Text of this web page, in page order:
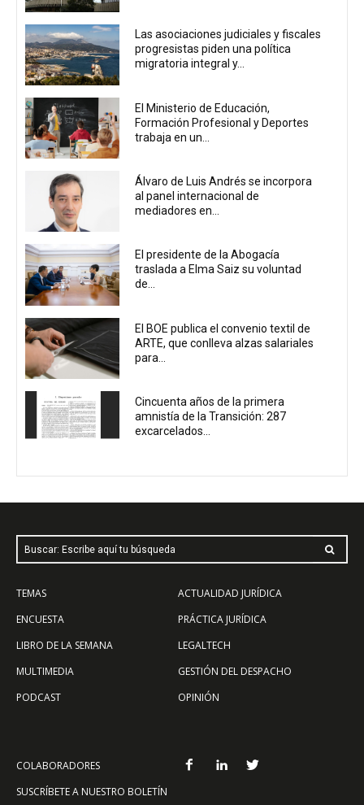
Las asociaciones judiciales y fiscales
progresistas piden una política
migratoria integral y...
El Ministerio de Educación,
Formación Profesional y Deportes
trabaja en un...
Álvaro de Luis Andrés se incorpora
al panel internacional de
mediadores en...
El presidente de la Abogacía
traslada a Elma Saiz su voluntad
de...
El BOE publica el convenio textil de
ARTE, que conlleva alzas salariales
para...
Cincuenta años de la primera
amnistía de la Transición: 287
excarcelados...
Buscar: Escribe aquí tu búsqueda
TEMAS
ENCUESTA
LIBRO DE LA SEMANA
MULTIMEDIA
PODCAST
ACTUALIDAD JURÍDICA
PRÁCTICA JURÍDICA
LEGALTECH
GESTIÓN DEL DESPACHO
OPINIÓN
COLABORADORES
SUSCRÍBETE A NUESTRO BOLETÍN